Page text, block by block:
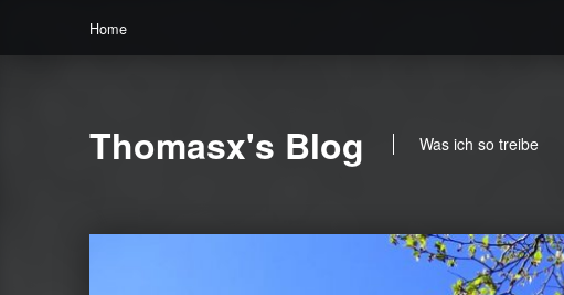
Home
Thomasx's Blog Was ich so treibe